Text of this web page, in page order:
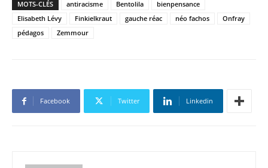
MOTS-CLÉS antiracisme Bentolila
bienpensance
Elisabeth Lévy
Finkielkraut gauche réac néo fachos
Onfray
pédagos
Zemmour
Facebook Twitter Linkedin